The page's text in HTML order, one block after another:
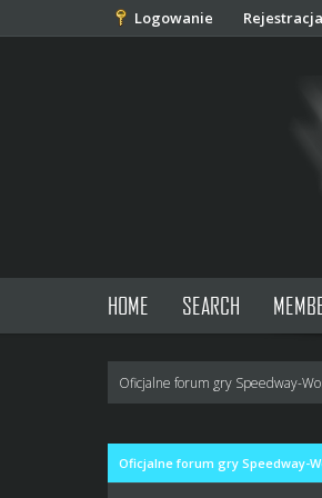
Logowanie Rejestracja
HOME SEARCH
Oficjalne forum gry Speedway-
Oficjalne forum gry Speedway-